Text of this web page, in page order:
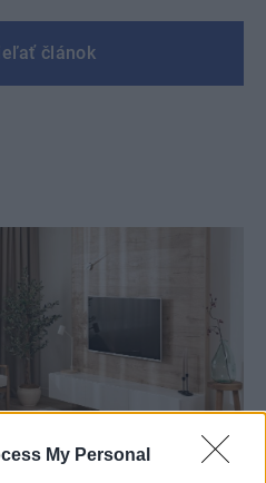
My Personal
článok